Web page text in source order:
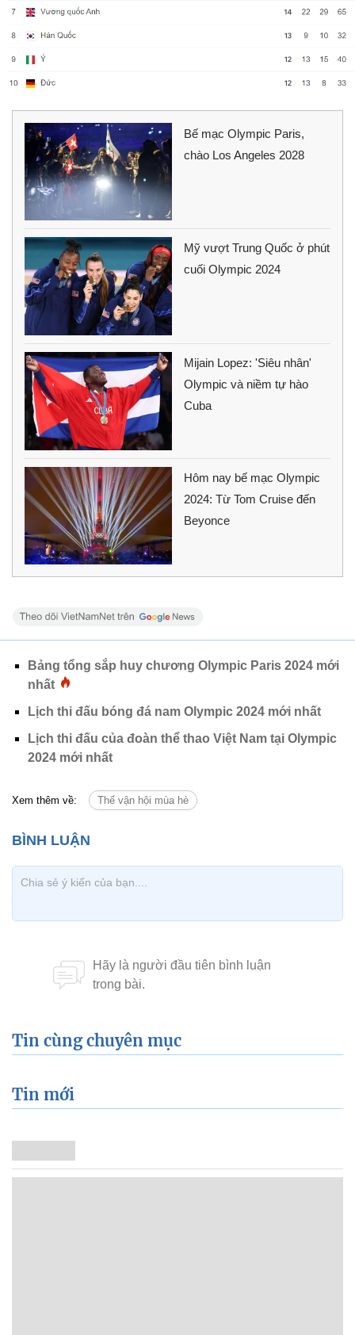
Bế mạc Olympic Paris,
chào Los Angeles 2028
Mỹ vượt Trung Quốc ở phút
cuối Olympic 2024
Mijain Lopez: 'Siêu nhân'
Olympic và niềm tự hào
Cuba
Hôm nay bế mạc Olympic
2024: Từ Tom Cruise đến
Beyonce
Bảng tổng sắp huy chương Olympic Paris 2024 mới
nhất
Lịch thi đấu bóng đá nam Olympic 2024 mới nhất
Lịch thi đấu của đoàn thể thao Việt Nam tại Olympic
2024 mới nhất
Xem thêm về: Thế vận hội mùa hè
Tin cùng chuyên mục
Tin mới